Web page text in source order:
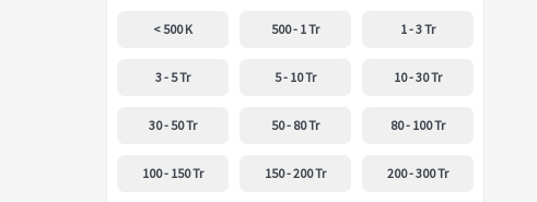
< 500 K 500 - 1 Tr 1 - 3 Tr
3 - 5 Tr 5 - 10 Tr 10 - 30 Tr
30 - 50 Tr 50 - 80 Tr 80 - 100 Tr
100 - 150 Tr 150 - 200 Tr 200 - 300 Tr